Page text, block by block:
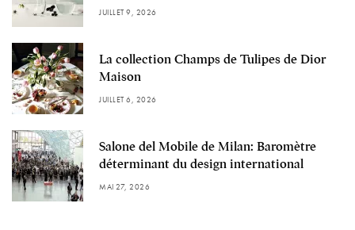
JUILLET 9, 2026
La collection Champs de Tulipes de Dior
Maison
JUILLET 6, 2026
Salone del Mobile de Milan: Baromètre
déterminant du design international
MAI 27, 2026